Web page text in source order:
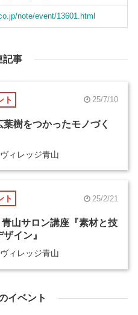
note/event/13601.html
記事
ト 25/7/10
葉樹をつかったモノづく
ィレッジ青山
ト 25/2/21
山サロン講座『素材と技
イン』
ィレッジ青山
イベント